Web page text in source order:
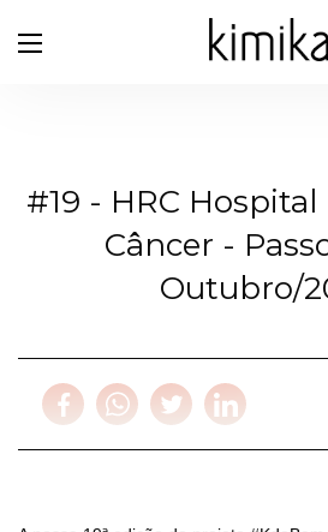
#19 - HRC
Câncer -
Outubro/